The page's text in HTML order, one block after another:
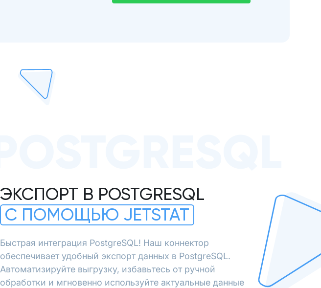
ЭКСПОРТ В POSTGRESQL
С ПОМОЩЬЮ JETSTAT
Быстрая интеграция PostgreSQL! Наш коннектор
обеспечивает удобный экспорт данных в PostgreSQL.
Автоматизируйте выгрузку, избавьтесь от ручной
обработки и мгновенно используйте актуальные данные